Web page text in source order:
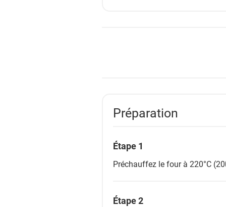
Préparation
Étape 1
Préchauffez le four à 220°C
Étape 2